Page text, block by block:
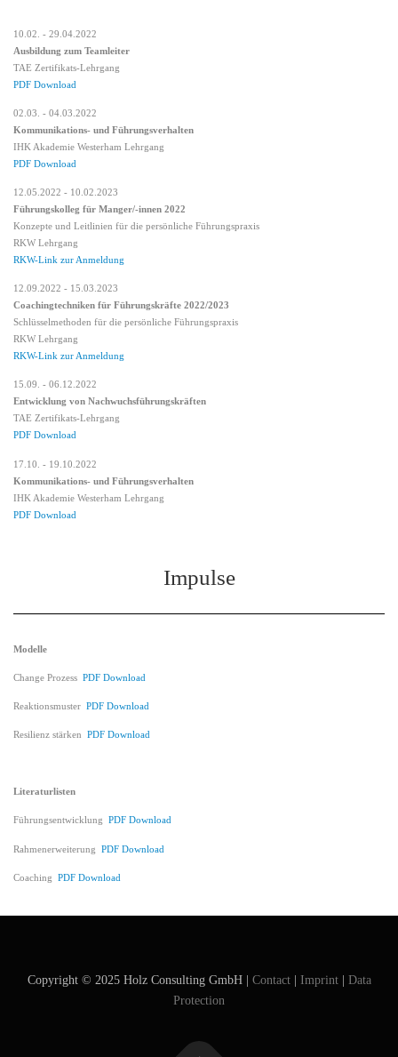
10.02. - 29.04.2022
Ausbildung zum Teamleiter
TAE Zertifikats-Lehrgang
PDF Download
02.03. - 04.03.2022
Kommunikations- und Führungsverhalten
IHK Akademie Westerham Lehrgang
PDF Download
12.05.2022 - 10.02.2023
Führungskolleg für Manger/-innen 2022
Konzepte und Leitlinien für die persönliche Führungspraxis
RKW Lehrgang
RKW-Link zur Anmeldung
12.09.2022 - 15.03.2023
Coachingtechniken für Führungskräfte 2022/2023
Schlüsselmethoden für die persönliche Führungspraxis
RKW Lehrgang
RKW-Link zur Anmeldung
15.09. - 06.12.2022
Entwicklung von Nachwuchsführungskräften
TAE Zertifikats-Lehrgang
PDF Download
17.10. - 19.10.2022
Kommunikations- und Führungsverhalten
IHK Akademie Westerham Lehrgang
PDF Download
Impulse
Modelle
Change Prozess PDF Download
Reaktionsmuster PDF Download
Resilienz stärken PDF Download
Literaturlisten
Führungsentwicklung PDF Download
Rahmenerweiterung PDF Download
Coaching PDF Download
Copyright © 2025 Holz Consulting GmbH | Contact| Imprint| Data
Protection